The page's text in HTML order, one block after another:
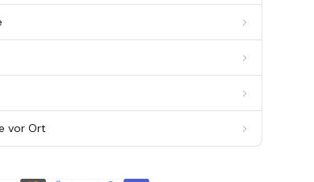
vor Ort